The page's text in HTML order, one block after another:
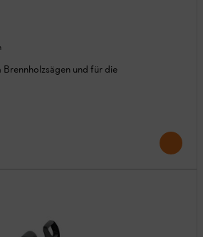
und für die